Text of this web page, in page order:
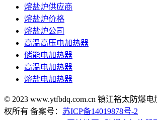
熔盐炉供应商
熔盐炉价格
熔盐炉公司
高温高压电加热器
储能电加热器
高温电加热器
熔盐电加热器
© 2023 www.ytfbdq.com.cn 镇江裕太防爆
权所有 备案号： 苏ICP备14019878号-2